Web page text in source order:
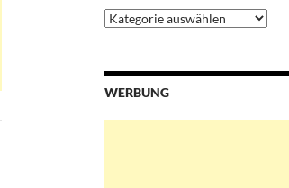
Ressorts
&
WERBUNG